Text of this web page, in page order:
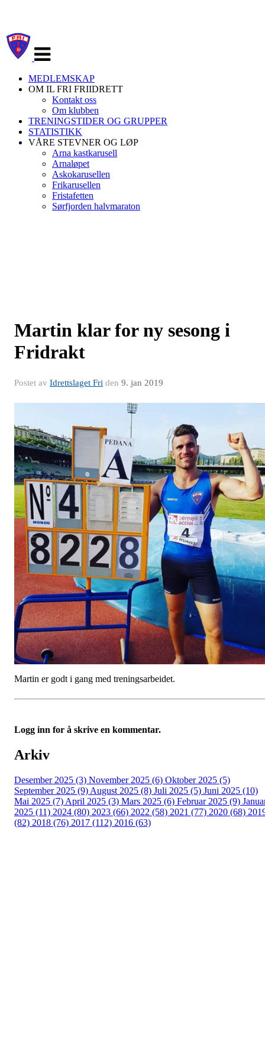
navigasjon
MEDLEMSKAP
OM IL FRI FRIIDRETT
Kontakt oss
Om klubben
TRENINGSTIDER OG GRUPPER
STATISTIKK
VÅRE STEVNER OG LØP
Arna kastkarusell
Arnaløpet
Askokarusellen
Frikarusellen
Fristafetten
Sørfjorden halvmaraton
Martin klar for ny sesong i
Fridrakt
Postet av Idrettslaget Fri den 9. jan 2019
Martin er godt i gang med treningsarbeidet.
Logg inn for å skrive en kommentar.
Arkiv
Desember 2025 (3) November 2025 (6) Oktober 2025 (5)
September 2025 (9) August 2025 (8) Juli 2025 (5) Juni 2025 (10)
Mai 2025 (7) April 2025 (3) Mars 2025 (6) Februar 2025 (9)
2025 (11) 2024 (80) 2023 (66) 2022 (58) 2021 (77) 2020 (68)
(82) 2018 (76) 2017 (112) 2016 (63)